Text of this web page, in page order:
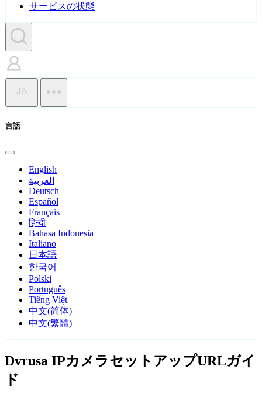
サービスの状態
JA
言語
English
العربية
Deutsch
Español
Français
हिन्दी
Bahasa Indonesia
Italiano
日本語
한국어
Polski
Português
Tiếng Việt
中文(简体)
中文(繁體)
Dvrusa IPカメラセットアップURLガイ
ド